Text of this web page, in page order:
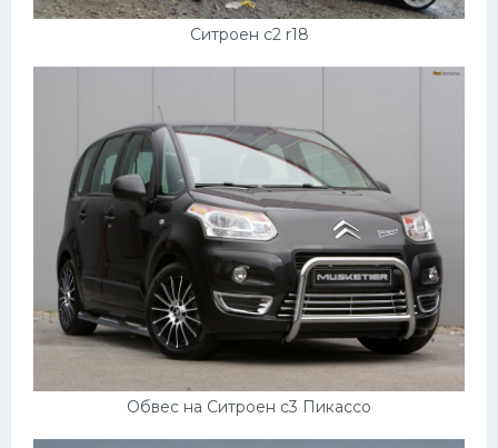
Ситроен с2 r18
Обвес на Ситроен с3 Пикассо